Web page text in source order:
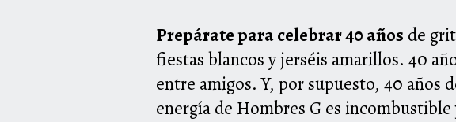
Prepárate para celebrar 40 años de
fiestas blancos y jerséis amarillos. 40
entre amigos. Y, por supuesto, 40 años
energía de Hombres G es